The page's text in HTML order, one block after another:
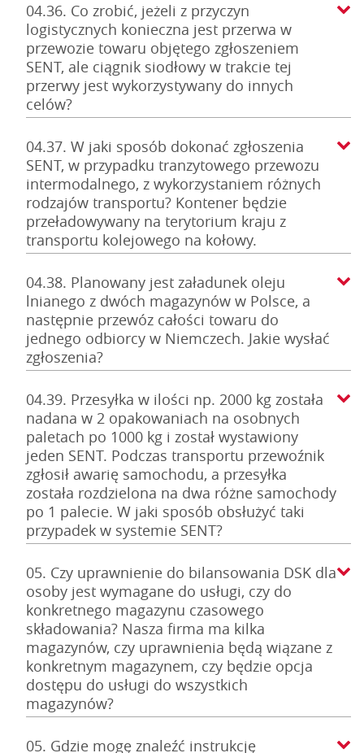
04.36. Co zrobić, jeżeli z przyczyn
logistycznych konieczna jest przerwa w
przewozie towaru objętego zgłoszeniem
SENT, ale ciągnik siodłowy w trakcie tej
przerwy jest wykorzystywany do innych
celów?
04.37. W jaki sposób dokonać zgłoszenia
SENT, w przypadku tranzytowego przewozu
intermodalnego, z wykorzystaniem różnych
rodzajów transportu? Kontener będzie
przeładowywany na terytorium kraju z
transportu kolejowego na kołowy.
04.38. Planowany jest załadunek oleju
lnianego z dwóch magazynów w Polsce, a
następnie przewóz całości towaru do
jednego odbiorcy w Niemczech. Jakie wysłać
zgłoszenia?
04.39. Przesyłka w ilości np. 2000 kg została
nadana w 2 opakowaniach na osobnych
paletach po 1000 kg i został wystawiony
jeden SENT. Podczas transportu przewoźnik
zgłosił awarię samochodu, a przesyłka
została rozdzielona na dwa różne samochody
po 1 palecie. W jaki sposób obsłużyć taki
przypadek w systemie SENT?
05. Czy uprawnienie do bilansowania DSK dla
osoby jest wymagane do usługi, czy do
konkretnego magazynu czasowego
składowania? Nasza firma ma kilka
magazynów, czy uprawnienia będą wiązane z
konkretnym magazynem, czy będzie opcja
dostępu do usługi do wszystkich
magazynów?
05. Gdzie mogę znaleźć instrukcję